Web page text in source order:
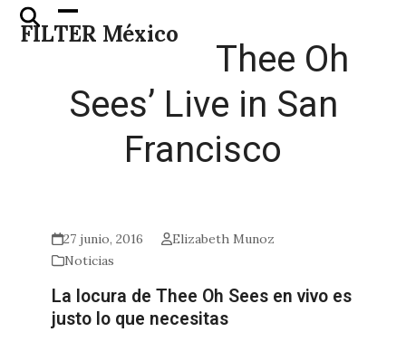
Skip
FILTER México
Open
mobile
Close
mobile
Thee Oh
Sees’ Live in San
Francisco
27 junio, 2016
Elizabeth Munoz
Noticias
La locura de Thee Oh Sees en vivo es
justo lo que necesitas